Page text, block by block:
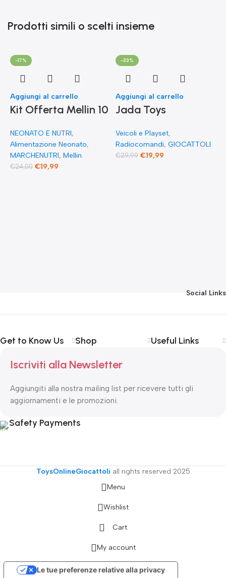
Prodotti simili o scelti insieme
-17%
Aggiungi al carrello
Kit Offerta Mellin 10
carne 2 Verdure 2
Pesce 2 Frutta e 1
Biscotto Granulato
NEONATO E NUTRI,
Alimentazione Neonato,
MARCHENUTRI, Mellin
€24,00 €19,99
-33%
Aggiungi al carrello
Jada Toys
Fast & Furious
Radio Comandata
Veicoli e Playset,
Radiocomandi, GIOCATTOLI
€29,99 €19,99
Social Links
Get to Know Us Shop Useful Links
Iscriviti alla Newsletter
Aggiungiti alla nostra mailing list per ricevere tutti gli
aggiornamenti e le promozioni.
Safety Payments
ToysOnlineGiocattoli all rights reserved 2025
Menu
Wishlist
Cart
My account
Le tue preferenze relative alla privacy